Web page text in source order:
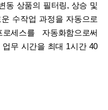
동 상품의 필터링, 상승 및
수작업 과정을 자동으로
스를 자동화함으로써
무 시간을 최대 1시간 40